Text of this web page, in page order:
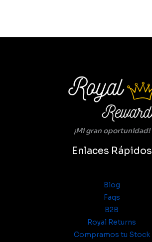
¡Mi gran oportunidad!
Enlaces Rápidos
Blog
Faqs
B2B
Royal Returns
Compramos tu Stock